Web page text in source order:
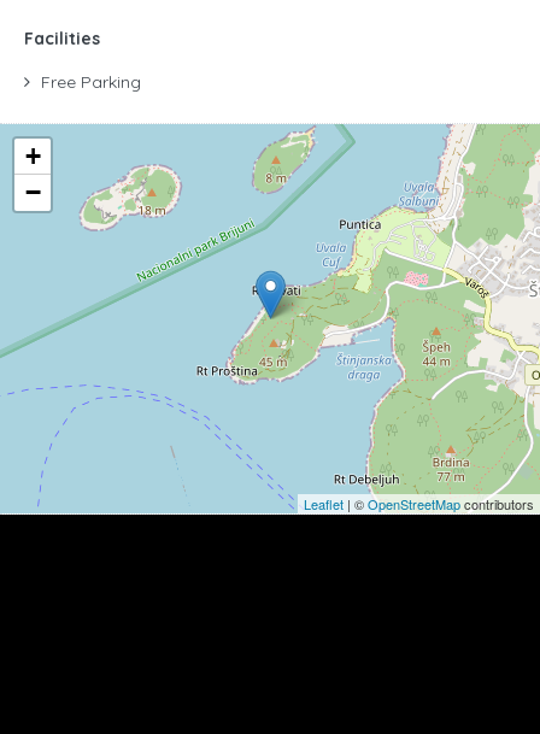
Facilities
Free Parking
+
−
Leaflet | ©OpenStreetMapcontributors